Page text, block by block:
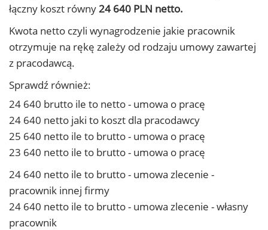
łączny koszt równy24 640 PLN netto.
Kwota netto czyli wynagrodzenie jakie pracownik
otrzymuje na rękę zależy od rodzaju umowy zawartej
z pracodawcą.
Sprawdź również:
24 640 brutto ile to netto - umowa o pracę
24 640 netto jaki to koszt dla pracodawcy
25 640 netto ile to brutto - umowa o pracę
23 640 netto ile to brutto - umowa o pracę
24 640 netto ile to brutto - umowa zlecenie -
pracownik innej firmy
24 640 netto ile to brutto - umowa zlecenie - własny
pracownik